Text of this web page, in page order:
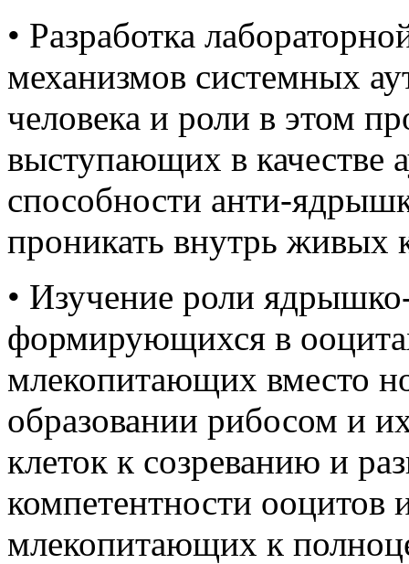
• Разработка
механизмов системных
человека и роли в этом
выступающих в качестве
способности анти-
проникать внутрь живых
• Изучение роли
формирующихся в
млекопитающих вместо
образовании рибосом и
клеток к созреванию и
компетентности
млекопитающих к